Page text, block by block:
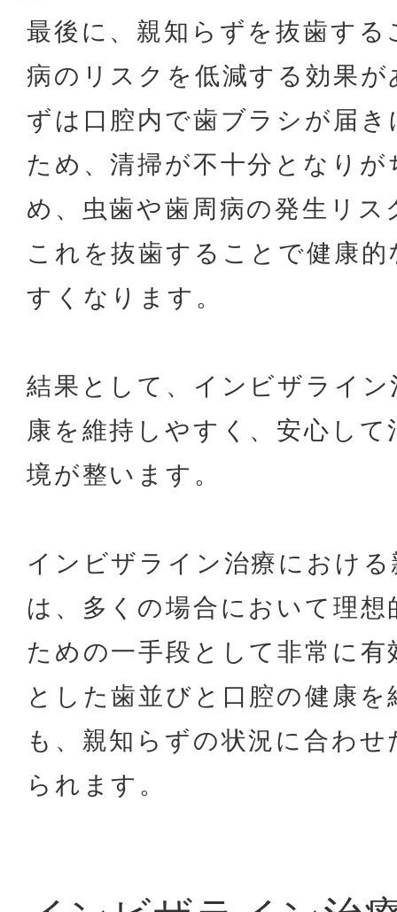
最後に、親知らずを抜歯す
病のリスクを低減する効果
ずは口腔内で歯ブラシが届
ため、清掃が不十分となり
め、虫歯や歯周病の発生リ
これを抜歯することで健康
すくなります。
結果として、インビザライ
康を維持しやすく、安心し
境が整います。
インビザライン治療におけ
は、多くの場合において理
ための一手段として非常に
とした歯並びと口腔の健康
も、親知らずの状況に合わ
られます。